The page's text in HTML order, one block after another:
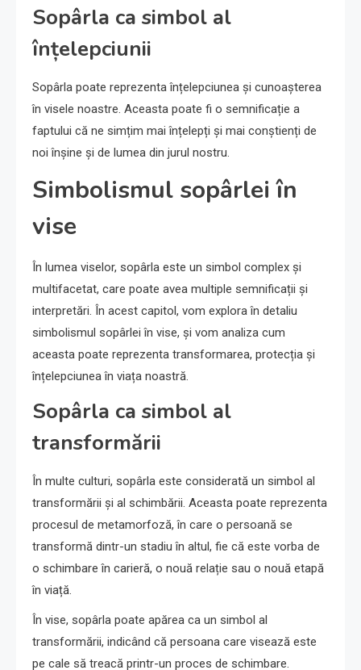
Sopârla ca simbol al
înțelepciunii
Sopârla poate reprezenta înțelepciunea și cunoașterea
în visele noastre. Aceasta poate fi o semnificație a
faptului că ne simțim mai înțelepți și mai conștienți de
noi înșine și de lumea din jurul nostru.
Simbolismul sopârlei în
vise
În lumea viselor, sopârla este un simbol complex și
multifacetat, care poate avea multiple semnificații și
interpretări. În acest capitol, vom explora în detaliu
simbolismul sopârlei în vise, și vom analiza cum
aceasta poate reprezenta transformarea, protecția și
înțelepciunea în viața noastră.
Sopârla ca simbol al
transformării
În multe culturi, sopârla este considerată un simbol al
transformării și al schimbării. Aceasta poate reprezenta
procesul de metamorfoză, în care o persoană se
transformă dintr-un stadiu în altul, fie că este vorba de
o schimbare în carieră, o nouă relație sau o nouă etapă
în viață.
În vise, sopârla poate apărea ca un simbol al
transformării, indicând că persoana care visează este
pe cale să treacă printr-un proces de schimbare.